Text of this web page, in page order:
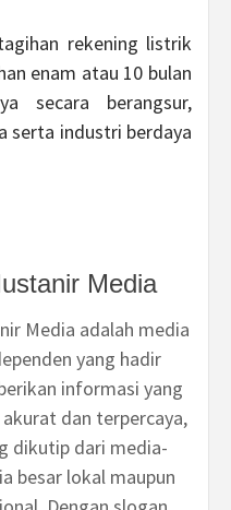
rekening listrik
enam atau 10 bulan
secara berangsur,
serta industri berdaya
Media
Media adalah media
yang hadir
informasi yang
dan terpercaya,
dikutip dari media-
besar lokal maupun